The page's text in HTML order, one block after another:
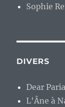
Sophie
DIVERS
Dear
L'Âne à